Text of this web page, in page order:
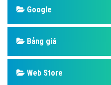
Google
Bảng giá
Web Store